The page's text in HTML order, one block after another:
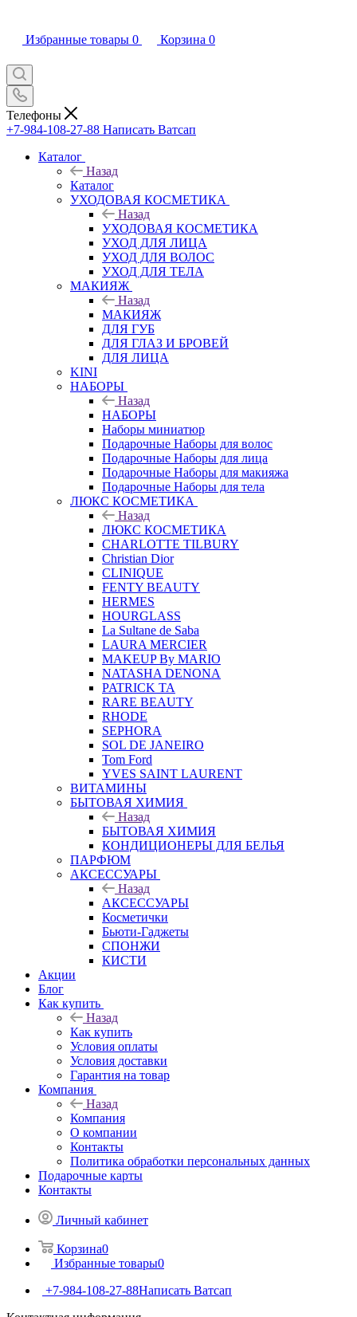
Избранные товары 0 Корзина 0
Телефоны
+7-984-108-27-88 Написать Ватсап
Каталог
Назад
Каталог
УХОДОВАЯ КОСМЕТИКА
Назад
УХОДОВАЯ КОСМЕТИКА
УХОД ДЛЯ ЛИЦА
УХОД ДЛЯ ВОЛОС
УХОД ДЛЯ ТЕЛА
МАКИЯЖ
Назад
МАКИЯЖ
ДЛЯ ГУБ
ДЛЯ ГЛАЗ И БРОВЕЙ
ДЛЯ ЛИЦА
KINI
НАБОРЫ
Назад
НАБОРЫ
Наборы миниатюр
Подарочные Наборы для волос
Подарочные Наборы для лица
Подарочные Наборы для макияжа
Подарочные Наборы для тела
ЛЮКС КОСМЕТИКА
Назад
ЛЮКС КОСМЕТИКА
CHARLOTTE TILBURY
Christian Dior
CLINIQUE
FENTY BEAUTY
HERMES
HOURGLASS
La Sultane de Saba
LAURA MERCIER
MAKEUP By MARIO
NATASHA DENONA
PATRICK TA
RARE BEAUTY
RHODE
SEPHORA
SOL DE JANEIRO
Tom Ford
YVES SAINT LAURENT
ВИТАМИНЫ
БЫТОВАЯ ХИМИЯ
Назад
БЫТОВАЯ ХИМИЯ
КОНДИЦИОНЕРЫ ДЛЯ БЕЛЬЯ
ПАРФЮМ
АКСЕССУАРЫ
Назад
АКСЕССУАРЫ
Косметички
Бьюти-Гаджеты
СПОНЖИ
КИСТИ
Акции
Блог
Как купить
Назад
Как купить
Условия оплаты
Условия доставки
Гарантия на товар
Компания
Назад
Компания
О компании
Контакты
Политика обработки персональных данных
Подарочные карты
Контакты
Личный кабинет
Корзина0
Избранные товары0
+7-984-108-27-88Написать Ватсап